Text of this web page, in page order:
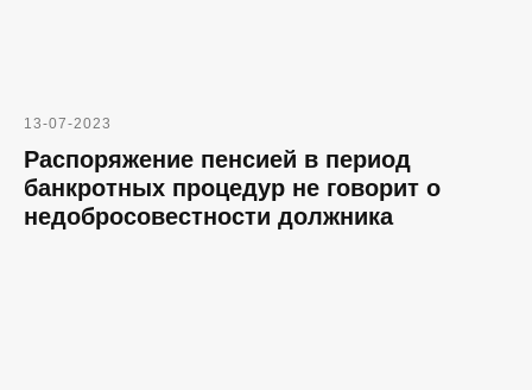
13-07-2023
Распоряжение пенсией в период
банкротных процедур не говорит о
недобросовестности должника